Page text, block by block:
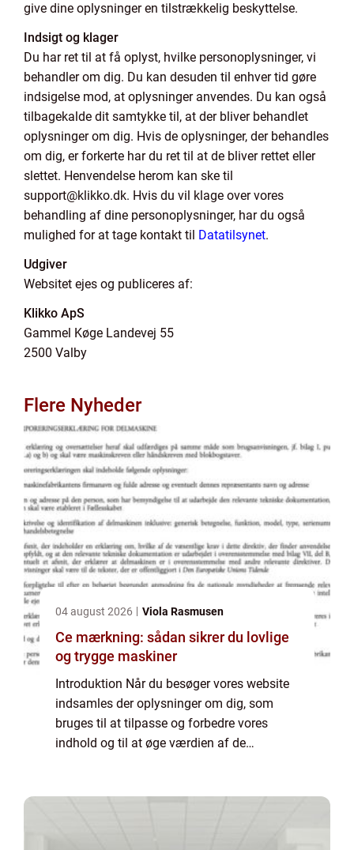
give dine oplysninger en tilstrækkelig beskyttelse.
Indsigt og klager
Du har ret til at få oplyst, hvilke personoplysninger, vi
behandler om dig. Du kan desuden til enhver tid gøre
indsigelse mod, at oplysninger anvendes. Du kan også
tilbagekalde dit samtykke til, at der bliver behandlet
oplysninger om dig. Hvis de oplysninger, der behandles
om dig, er forkerte har du ret til at de bliver rettet eller
slettet. Henvendelse herom kan ske til
support@klikko.dk. Hvis du vil klage over vores
behandling af dine personoplysninger, har du også
mulighed for at tage kontakt til Datatilsynet.
Udgiver
Websitet ejes og publiceres af:
Klikko ApS
Gammel Køge Landevej 55
2500 Valby
Flere Nyheder
04 august 2026 Viola Rasmusen
Ce mærkning: sådan sikrer du lovlige
og trygge maskiner
Introduktion Når du besøger vores website
indsamles der oplysninger om dig, som
bruges til at tilpasse og forbedre vores
indhold og til at øge værdien af de